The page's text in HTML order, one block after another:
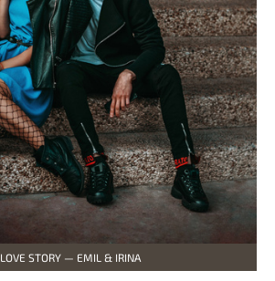
LOVE STORY — EMIL & IRINA